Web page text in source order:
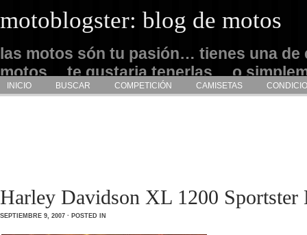
motoblogster: blog de motos
las motos són tu pasión… tienes una de
motos… te gustaria tenerlas… o
admirarlas… este es tu sitio
INICIO BUSCAR COMPETICIÓN CAMISETAS
Harley Davidson XL 1200 Sportster
SEPTIEMBRE 9, 2007 · POSTED IN